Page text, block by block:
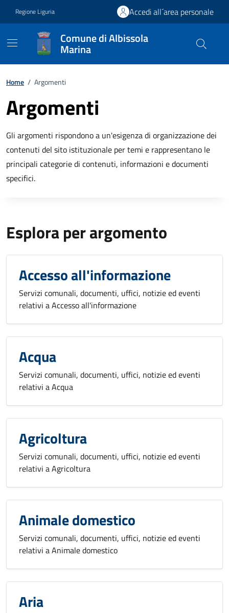
Regione Liguria Accedi all´area personale
Comune di Albissola
Marina
Home / Argomenti
Argomenti
Gli argomenti rispondono a un'esigenza di organizzazione dei
contenuti del sito istituzionale per temi e rappresentano le
principali categorie di contenuti, informazioni e documenti
specifici.
Esplora per argomento
Accesso all'informazione
Servizi comunali, documenti, uffici, notizie ed eventi
relativi a Accesso all'informazione
Acqua
Servizi comunali, documenti, uffici, notizie ed eventi
relativi a Acqua
Agricoltura
Servizi comunali, documenti, uffici, notizie ed eventi
relativi a Agricoltura
Animale domestico
Servizi comunali, documenti, uffici, notizie ed eventi
relativi a Animale domestico
Aria